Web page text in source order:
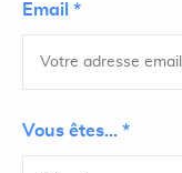
Email *
Vous êtes... *